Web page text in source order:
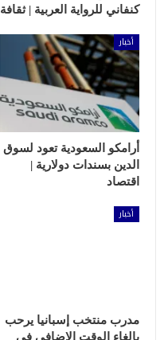
كنفاني للرواية العربية | ثقافة
أخبار
أرامكو السعودية تعود لسوق
الدين بسندات دولارية |
اقتصاد
أخبار
مدرب منتخب إسبانيا يرحب
بإلغاء الوقت الإضافي في